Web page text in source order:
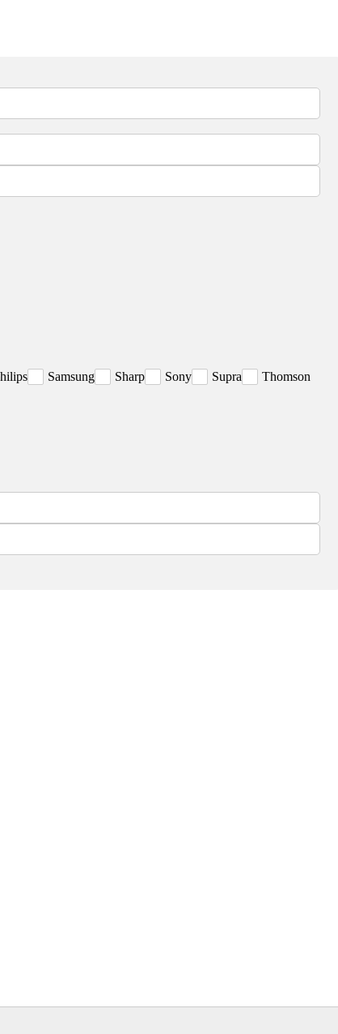
Samsung Sharp Sony Supra
Thomson